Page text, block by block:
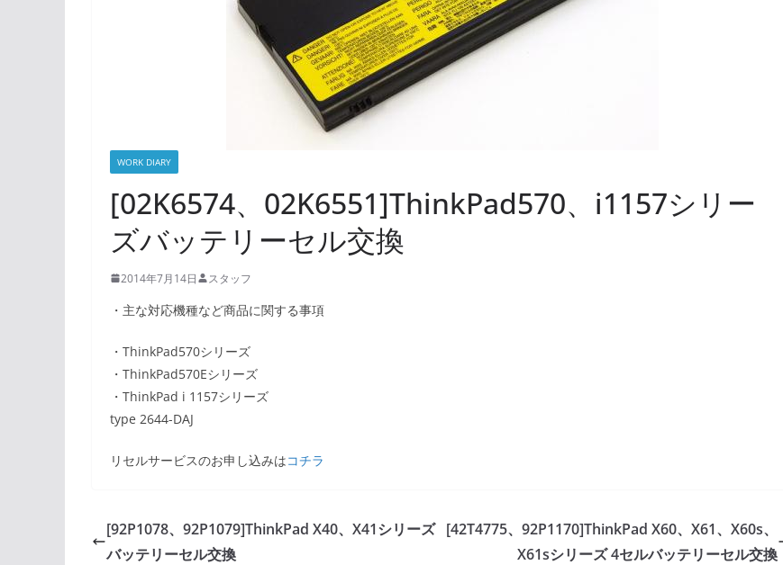
WORK DIARY
[02K6574、02K6551]ThinkPad570、i1157シリー
ズバッテリーセル交換
2014年7月14日 スタッフ
・主な対応機種など商品に関する事項
・ThinkPad570シリーズ
・ThinkPad570Eシリーズ
・ThinkPad i 1157シリーズ
type 2644-DAJ
リセルサービスのお申し込みはコチラ
[92P1078、92P1079]ThinkPad X40、X41シリーズ
バッテリーセル交換
[42T4775、92P1170]ThinkPad X60、X61、X60s、
X61sシリーズ 4セルバッテリーセル交換